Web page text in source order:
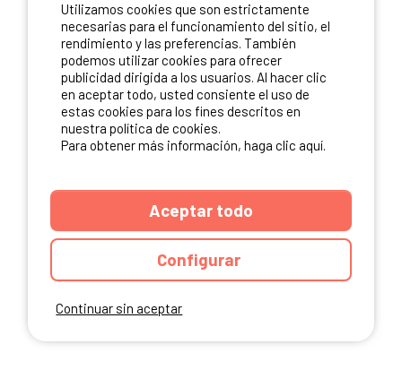
NUESTROS PARTNERS
Continuar sin aceptar
Utilizamos cookies que son estrictamente
necesarias para el funcionamiento del sitio, el
rendimiento y las preferencias. También
podemos utilizar cookies para ofrecer
publicidad dirigida a los usuarios. Al hacer clic
en aceptar todo, usted consiente el uso de
estas cookies para los fines descritos en
nuestra política de cookies.
Para obtener más información, haga clic aquí.
Aceptar todo
Configurar